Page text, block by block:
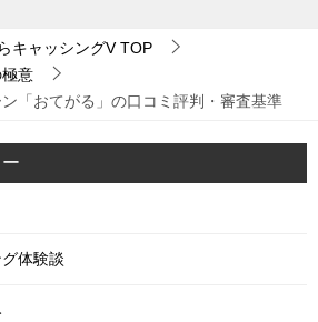
キャッシングVTOP
意
「おてがる」の口コミ評判・審査基準
体験談